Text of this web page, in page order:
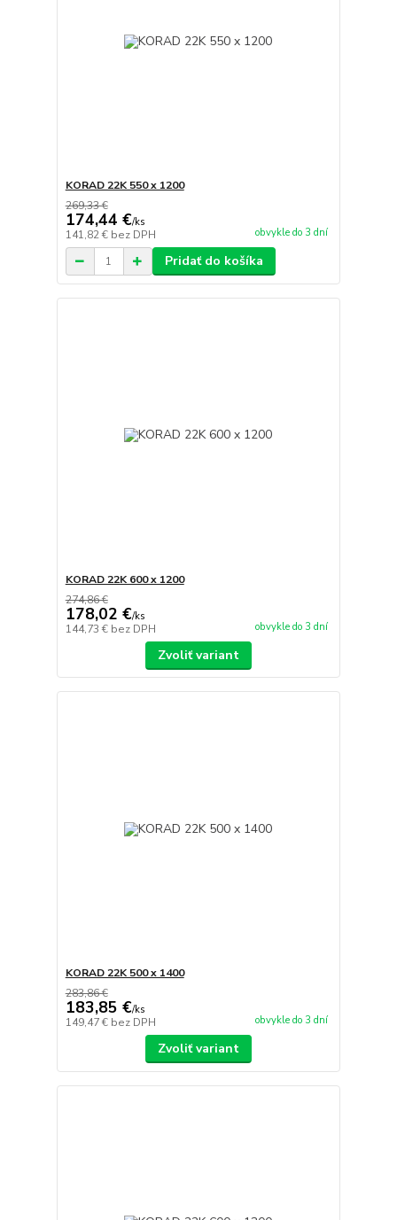
KORAD 22K 550 x 1200
269,33 €
174,44 €/ks
141,82 € bez DPH obvykle do 3 dní
Pridať do košíka
KORAD 22K 600 x 1200
274,86 €
178,02 €/ks
144,73 € bez DPH obvykle do 3 dní
Zvoliť variant
KORAD 22K 500 x 1400
283,86 €
183,85 €/ks
149,47 € bez DPH obvykle do 3 dní
Zvoliť variant